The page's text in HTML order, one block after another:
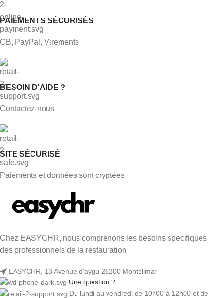
PAIEMENTS SÉCURISÉS
CB, PayPal, Virements
BESOIN D'AIDE ?
Contactez-nous
SITE SÉCURISÉ
Paiements et données sont cryptées
Chez EASYCHR, nous comprenons les besoins specifiques
des professionnels de la restauration
EASYCHR, 13 Avenue d'aygu 26200 Montelimar
Une question ?
Du lundi au vendredi de 10h00 à 12h00 et de